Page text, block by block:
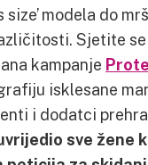
size’ modela do
Sjetite
kampanje
isklesane
i dodatci
sve žene